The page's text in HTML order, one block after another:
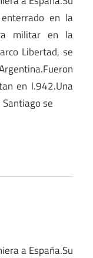
en la
militar en la
Libertad, se
en l.942.Una
se
a España.Su